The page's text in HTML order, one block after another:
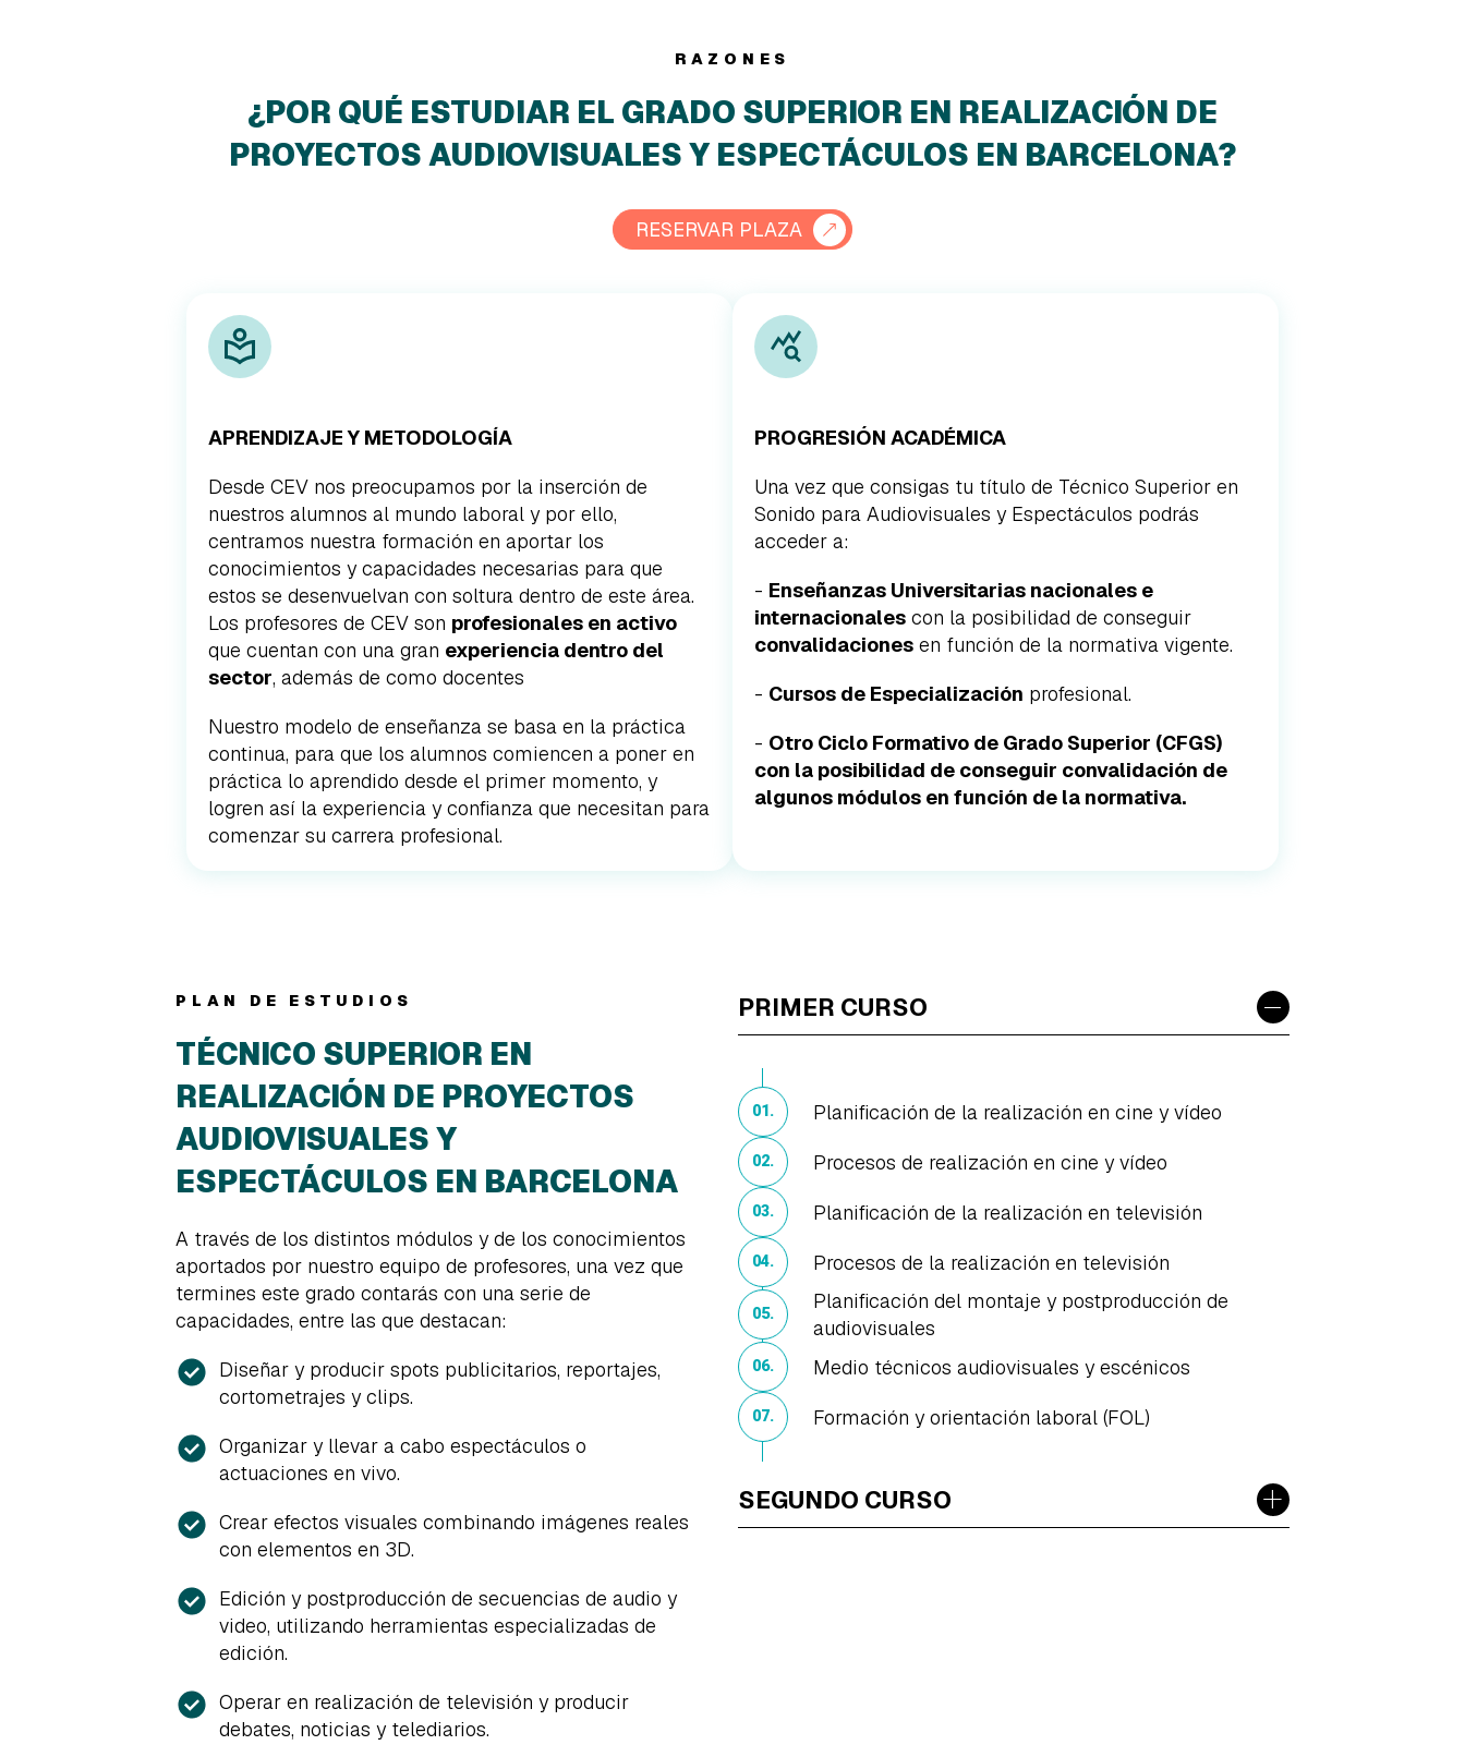
RAZONES
¿POR QUÉ ESTUDIAR EL GRADO SUPERIOR EN REALIZACIÓN DE
PROYECTOS AUDIOVISUALES Y ESPECTÁCULOS EN BARCELONA?
RESERVAR PLAZA
APRENDIZAJE Y METODOLOGÍA
Desde CEV nos preocupamos por la inserción de
nuestros alumnos al mundo laboral y por ello,
centramos nuestra formación en aportar los
conocimientos y capacidades necesarias para que
estos se desenvuelvan con soltura dentro de este área.
Los profesores de CEV son profesionales en activo
que cuentan con una gran experiencia dentro del
sector, además de como docentes
Nuestro modelo de enseñanza se basa en la práctica
continua, para que los alumnos comiencen a poner en
práctica lo aprendido desde el primer momento, y
logren así la experiencia y confianza que necesitan para
comenzar su carrera profesional.
PROGRESIÓN ACADÉMICA
Una vez que consigas tu título de Técnico Superior en
Sonido para Audiovisuales y Espectáculos podrás
acceder a:
- Enseñanzas Universitarias nacionales e
internacionales con la posibilidad de conseguir
convalidaciones en función de la normativa vigente.
- Cursos de Especialización profesional.
- Otro Ciclo Formativo de Grado Superior (CFGS)
con la posibilidad de conseguir convalidación de
algunos módulos en función de la normativa.
PLAN DE ESTUDIOS
TÉCNICO SUPERIOR EN
REALIZACIÓN DE PROYECTOS
AUDIOVISUALES Y
ESPECTÁCULOS EN BARCELONA
A través de los distintos módulos y de los conocimientos
aportados por nuestro equipo de profesores, una vez que
termines este grado contarás con una serie de
capacidades, entre las que destacan:
Diseñar y producir spots publicitarios, reportajes,
cortometrajes y clips.
Organizar y llevar a cabo espectáculos o
actuaciones en vivo.
Crear efectos visuales combinando imágenes reales
con elementos en 3D.
Edición y postproducción de secuencias de audio y
video, utilizando herramientas especializadas de
edición.
Operar en realización de televisión y producir
debates, noticias y telediarios.
PRIMER CURSO −
01. Planificación de la realización en cine y vídeo
02. Procesos de realización en cine y vídeo
03. Planificación de la realización en televisión
04. Procesos de la realización en televisión
05.
Planificación del montaje y postproducción de
audiovisuales
06. Medio técnicos audiovisuales y escénicos
07. Formación y orientación laboral (FOL)
SEGUNDO CURSO +